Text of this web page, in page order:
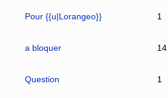
Pour {{u|Lorangeo}} 1
a bloquer 14
Question 1